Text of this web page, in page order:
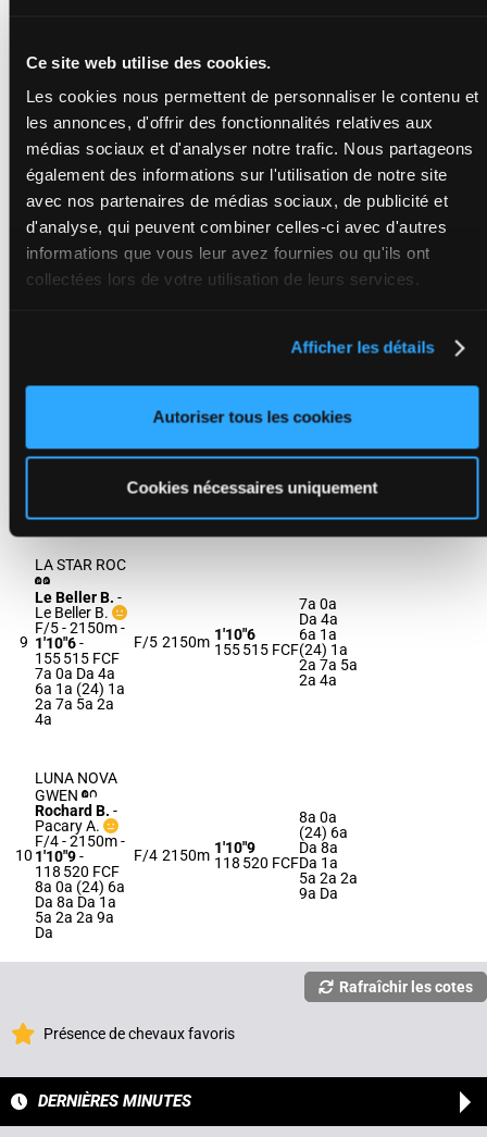
Ce site web utilise des cookies.
Les cookies nous permettent de personnaliser le contenu et
les annonces, d'offrir des fonctionnalités relatives aux
médias sociaux et d'analyser notre trafic. Nous partageons
également des informations sur l'utilisation de notre site
avec nos partenaires de médias sociaux, de publicité et
d'analyse, qui peuvent combiner celles-ci avec d'autres
informations que vous leur avez fournies ou qu'ils ont
collectées lors de votre utilisation de leurs services.
Afficher les détails
Autoriser tous les cookies
Cookies nécessaires uniquement
(24) 1a 1a 3a
Da
7
FRANK GIO
Abrivard M.-
S. Guarato
- 704 582 FCF
Da 5a 2a 1a
1a (24) 2a 1a
2a 1a 2a 1a
M/52150m 704 582 FCF
Da 5a
2a 1a 1a
(24) 2a
1a 2a 1a
2a 1a 1a
Larue R. Ch.-
296 960 FCF
7a 8a 8a 6a
M/52150m 1'10"8
6a 6a 9a
5a (24)
0a 1a
9
LA STAR ROC
Le Beller B. -
Le Beller B.
F/5 - 2150m-
1'10"6-
155 515 FCF
7a 0a Da 4a
6a 1a (24) 1a
2a 7a 5a 2a
4a
F/5 2150m 1'10"6
155 515 FCF
7a 0a
Da 4a
6a 1a
(24) 1a
2a 7a 5a
2a 4a
10
LUNA NOVA
GWEN
Rochard B. -
Pacary A.
F/4 - 2150m-
1'10"9-
118 520 FCF
8a 0a (24) 6a
Da 8a Da 1a
5a 2a 2a 9a
Da
F/4 2150m 1'10"9
118 520 FCF
8a 0a
(24) 6a
Da 8a
Da 1a
5a 2a 2a
9a Da
Rafraîchir les cotes
Présence de chevaux favoris
DERNIÈRES MINUTES